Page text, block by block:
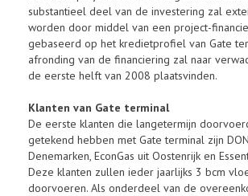
substantieel deel van de investering zal
worden door middel van een project-
gebaseerd op het kredietprofiel van Gate
afronding van de financiering zal naar
de eerste helft van 2008 plaatsvinden.
Klanten van Gate terminal
De eerste klanten die langetermijn
getekend hebben met Gate terminal zijn
Denemarken, EconGas uit Oostenrijk en
Deze klanten zullen ieder jaarlijks 3 bcm
doorvoeren. Als onderdeel van de